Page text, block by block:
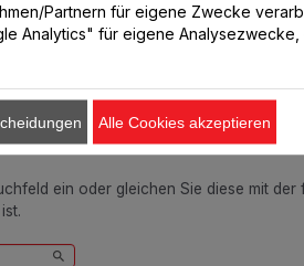
für 5 Produkt(e)
ein oder gleichen Sie diese mit
Partnern für eigene Zwecke
Analytics" für eigene
Alle Cookies akzeptieren